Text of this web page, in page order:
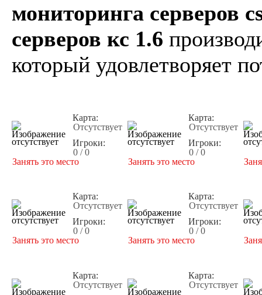
мониторинга серверов
серверов кс 1.6
который удовлетворяет
Карта:
Отсутствует
Игроки:
0 / 0
Занять это место
Карта:
Отсутствует
Игроки:
0 / 0
Занять это место
Карта:
Отсутствует
Игроки:
0 / 0
Занять это место
Карта:
Отсутствует
Игроки:
0 / 0
Занять это место
Карта:
Отсутствует
Карта:
Отсутствует